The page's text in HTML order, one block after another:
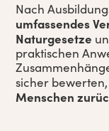
Nach
umfassendes
Naturgesetze
praktischen
sicher
Menschen